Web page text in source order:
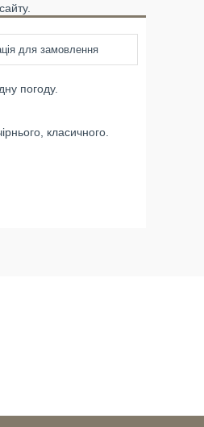
для замовлення
погоду.
класичного.